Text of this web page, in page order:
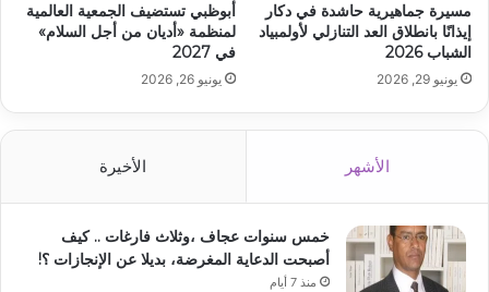
مسيرة جماهيرية حاشدة في دكار
إيذانًا بانطلاق العد التنازلي لأولمبياد
الشباب 2026
يونيو 29, 2026
أبوظبي تستضيف الجمعية العالمية
لمنظمة «أديان من أجل السلام»
في 2027
يونيو 26, 2026
الأشهر الأخيرة
خمس سنوات عجاف ،وثلاث فارغات .. كيف
أصبحت الدعاية المغرضة، بديلا عن الإنجازات ؟!
منذ 7 أيام